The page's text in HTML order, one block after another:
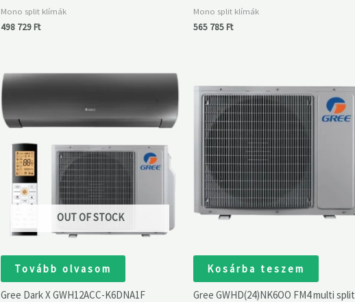
Mono split klímák
498 729Ft
Mono split klímák
565 785Ft
OUT OF STOCK
Tovább olvasom
Gree Dark X GWH12ACC-K6DNA1F
Kosárba teszem
Gree GWHD(24)NK6OO FM4 multi split